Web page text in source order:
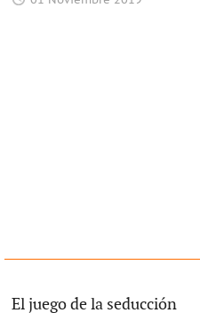
El juego de la seducción